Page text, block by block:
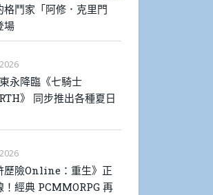
格鬥家「阿修．克里門
場
永降臨《七騎士
》 同步推出各種夏日
歷險Online：重生》正
！經典 PCMMORPG 再